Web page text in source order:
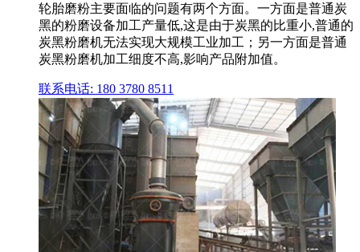
轮胎磨粉主要面临的问题有两个方面。一方面是普通炭
黑的粉磨设备加工产量低,这是由于炭黑的比重小,普通的
炭黑粉磨机无法实现大规模工业加工；另一方面是普通
炭黑粉磨机加工细度不高,影响产品附加值。
联系电话: 180 3780 8511